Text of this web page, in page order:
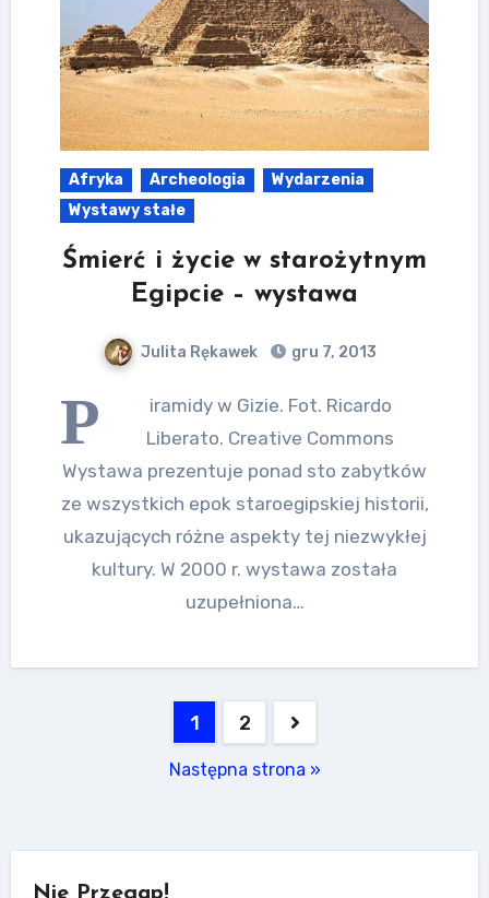
Afryka Archeologia
Wydarzenia
Wystawy stałe
Śmierć i życie w starożytnym
Egipcie – wystawa
Julita Rękawek gru 7, 2013
P
iramidy w Gizie. Fot. Ricardo
Liberato. Creative Commons
Wystawa prezentuje ponad sto zabytków
ze wszystkich epok staroegipskiej historii,
ukazujących różne aspekty tej niezwykłej
kultury. W 2000 r. wystawa została
uzupełniona…
Stronicowanie
1 2
Następna strona »
Nie Przegap!